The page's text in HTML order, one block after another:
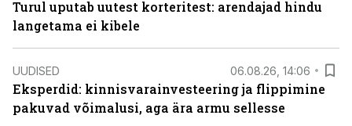
Turul uputab uutest korteritest: arendajad hindu
langetama ei kibele
UUDISED 06.08.26, 14:06
Eksperdid: kinnisvarainvesteering ja flippimine
pakuvad võimalusi, aga ära armu sellesse